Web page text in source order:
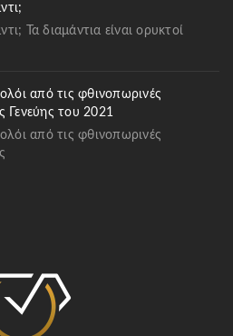
Τα διαμάντια είναι ορυκτοί
από τις φθινοπωρινές
Γενεύης του 2021
από τις φθινοπωρινές